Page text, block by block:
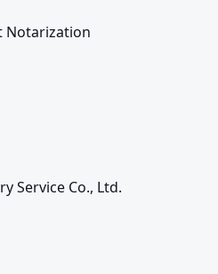
Notarization
Service Co., Ltd.